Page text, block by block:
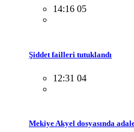
14:16 05
Şiddet failleri tutuklandı
12:31 04
Mekiye Akyel dosyasında